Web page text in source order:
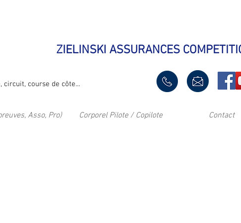
ZIELINSKI ASSURANCES
course de côte...
Asso, Pro) Corporel Pilote / Copilote Contact